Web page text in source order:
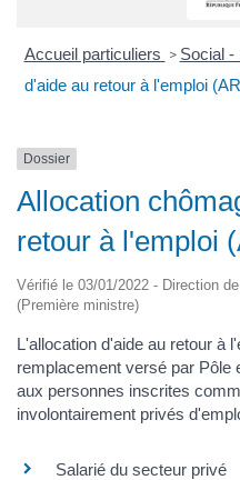
Accueil particuliers > Social -
d'aide au retour à l'emploi
Dossier
Allocation
retour à l'emploi
Vérifié le 03/01/2022 - Direction
(Première ministre)
L'allocation d'aide au retour à
remplacement versé par Pôle
aux personnes inscrites
involontairement privés
Salarié du secteur privé